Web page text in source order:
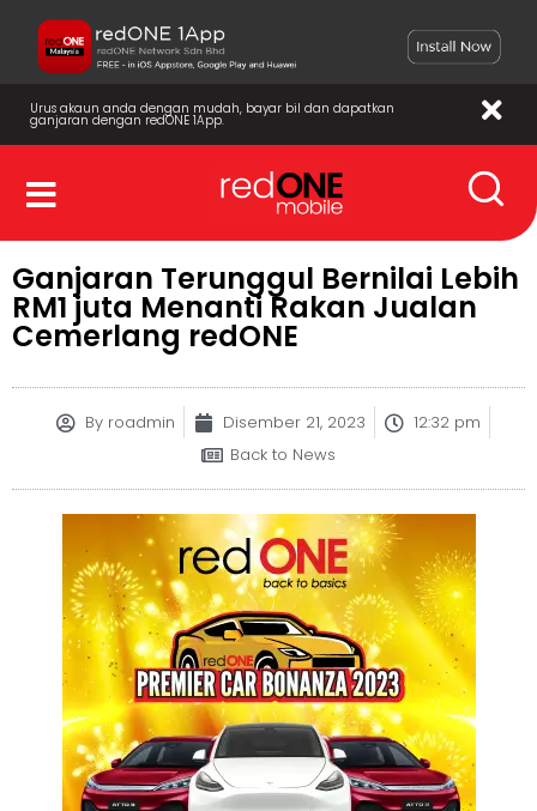
Urus akaun anda dengan mudah, bayar bil dan dapatkan
ganjaran dengan redONE 1App.
Ganjaran Terunggul Bernilai Lebih
RM1 juta Menanti Rakan Jualan
Cemerlang redONE
Byroadmin Disember 21, 2023
12:32 pm
Back to News